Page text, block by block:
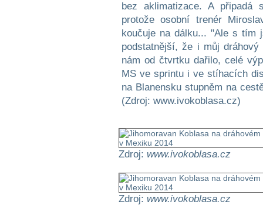
bez aklimatizace. A připadá
protože osobní trenér
koučuje na dálku... "Ale s tím
podstatnější, že i můj
nám od čtvrtku dařilo, celé
MS ve sprintu i ve stíhacích
na Blanensku stupněm na
(Zdroj: www.ivokoblasa.cz)
Zdroj: www.ivokoblasa.cz
Zdroj: www.ivokoblasa.cz